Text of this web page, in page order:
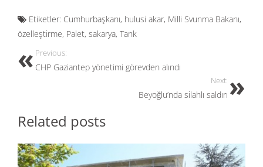
e
b
o
o
to
d
o
n
ail ar
e
Etiketler: Cumhurbaşkanı, hulusi akar, Milli Svunma Bakanı,
özelleştirme, Palet, sakarya, Tank
Previous:
CHP Gaziantep yönetimi görevden alındı
Next:
Beyoğlu’nda silahlı saldırı
Related posts